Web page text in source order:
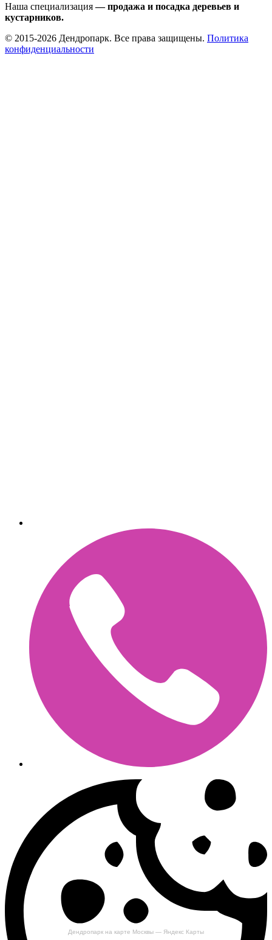
Дендропарк на карте Москвы — Яндекс Карты
Наша специализация— продажа и посадка деревьев и
кустарников.
© 2015-2026 Дендропарк. Все права защищены. Политика
конфиденциальности